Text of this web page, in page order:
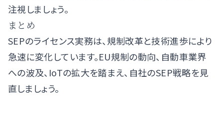
注視しましょう。
まとめ
SEPのライセンス実務は、規制改革と技術進歩により
急速に変化しています。EU規制の動向、自動車業界
への波及、IoTの拡大を踏まえ、自社のSEP戦略を見
直しましょう。